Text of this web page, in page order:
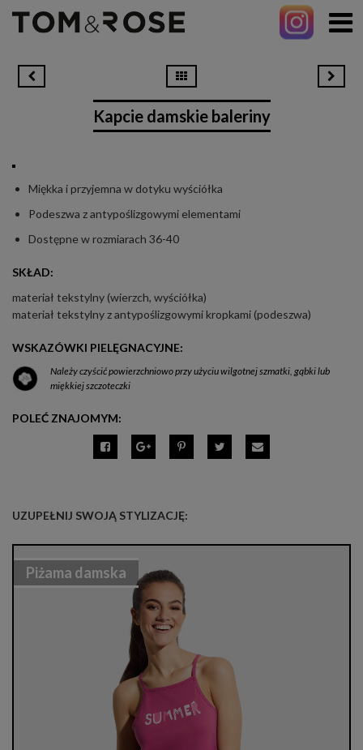
Kapcie damskie baleriny
Miękka i przyjemna w dotyku wyściółka
Podeszwa z antypoślizgowymi elementami
Dostępne w rozmiarach 36-40
SKŁAD:
materiał tekstylny (wierzch, wyściółka)
materiał tekstylny z antypoślizgowymi kropkami (podeszwa)
WSKAZÓWKI PIELĘGNACYJNE:
Należy czyścić powierzchniowo przy użyciu wilgotnej szmatki, gąbki lub
miękkiej szczoteczki
POLEĆ ZNAJOMYM:
UZUPEŁNIJ SWOJĄ STYLIZACJĘ:
Piżama damska